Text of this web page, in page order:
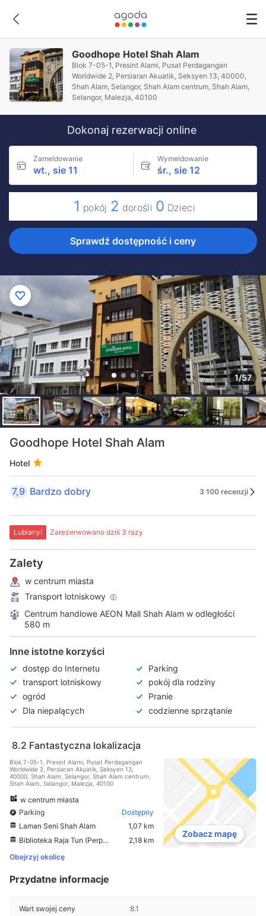
Goodhope Hotel Shah Alam
Blok 7-05-1, Presint Alami, Pusat Perdagangan
Worldwide 2, Persiaran Akuatik, Seksyen 13, 40000,
Shah Alam, Selangor, Shah Alam centrum, Shah Alam,
Selangor, Malezja, 40100
Dokonaj rezerwacji online
Zameldowanie
wt., sie 11
Wymeldowanie
śr., sie 12
1 pokój 2 dorośli 0 Dzieci
Sprawdź dostępność i ceny
1/57
Goodhope Hotel Shah Alam
Hotel
7,9 Bardzo dobry 3 100 recenzji
Lubiany! Zarezerwowano dziś 3 razy
Zalety
w centrum miasta
Transport lotniskowy
Centrum handlowe AEON Mall Shah Alam w odległości
580 m
Inne istotne korzyści
dostęp do Internetu
Parking
transport lotniskowy
pokój dla rodziny
ogród
Pranie
Dla niepalących
codzienne sprzątanie
8.2 Fantastyczna lokalizacja
Blok 7-05-1, Presint Alami, Pusat Perdagangan
Worldwide 2, Persiaran Akuatik, Seksyen 13,
40000, Shah Alam, Selangor, Shah Alam centrum,
Shah Alam, Selangor, Malezja, 40100
w centrum miasta
Parking
Dostępny
Laman Seni Shah Alam
1,07 km
Biblioteka Raja Tun (Perpustakaan Raja Tun)
2,18 km
Obejrzyj okolicę
Zobacz mapę
Przydatne informacje
Wart swojej ceny 8.1